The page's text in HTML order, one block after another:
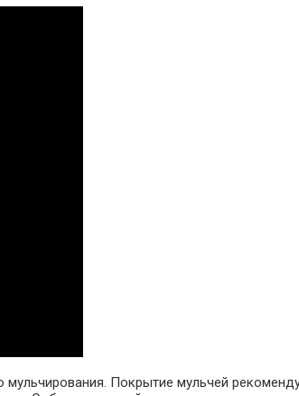
Покрытие мульчей